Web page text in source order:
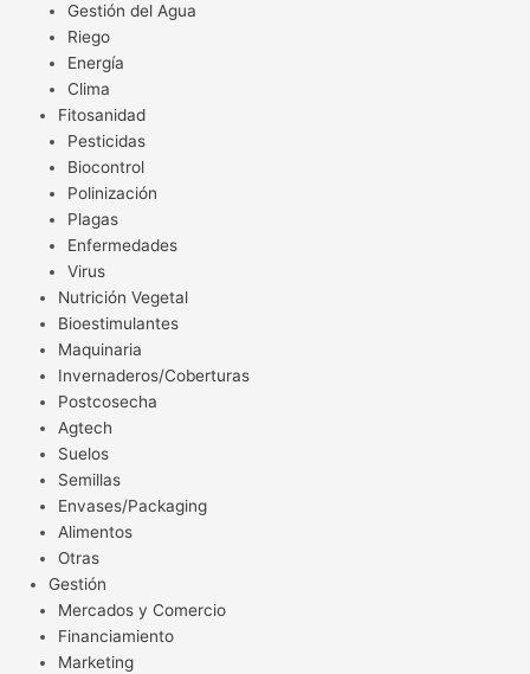
Gestión del Agua
Riego
Energía
Clima
Fitosanidad
Pesticidas
Biocontrol
Polinización
Plagas
Enfermedades
Virus
Nutrición Vegetal
Bioestimulantes
Maquinaria
Invernaderos/Coberturas
Postcosecha
Agtech
Suelos
Semillas
Envases/Packaging
Alimentos
Otras
Gestión
Mercados y Comercio
Financiamiento
Marketing